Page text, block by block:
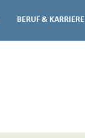
BERUF & KARRIERE